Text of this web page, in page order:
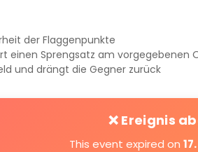
der Flaggenpunkte
einen Sprengsatz am vorgegebenen
und drängt die Gegner zurück
❌ Ereignis
This event expired on